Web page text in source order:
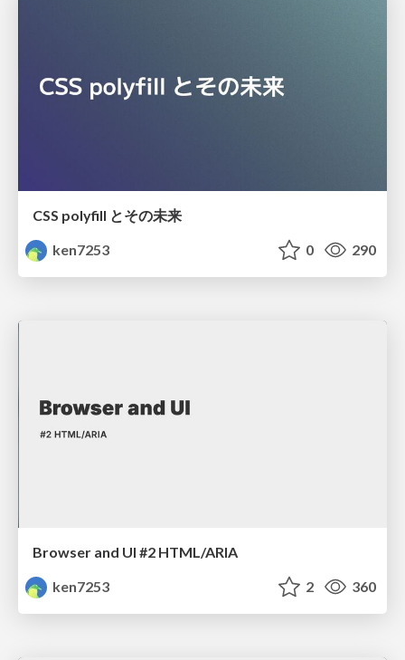
CSS polyfill とその未来
ken7253
0 290
Browser and UI #2 HTML/ARIA
ken7253
2 360